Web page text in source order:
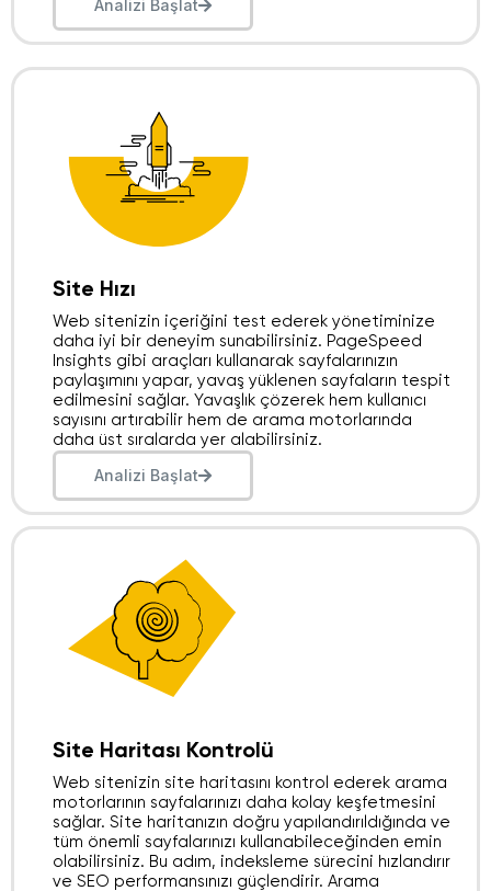
Analizi Başlat
Site Hızı
Web sitenizin içeriğini test ederek yönetiminize
daha iyi bir deneyim sunabilirsiniz. PageSpeed ​​
Insights gibi araçları kullanarak sayfalarınızın
paylaşımını yapar, yavaş yüklenen sayfaların tespit
edilmesini sağlar. Yavaşlık çözerek hem kullanıcı
sayısını artırabilir hem de arama motorlarında
daha üst sıralarda yer alabilirsiniz.
Analizi Başlat
Site Haritası Kontrolü
Web sitenizin site haritasını kontrol ederek arama
motorlarının sayfalarınızı daha kolay keşfetmesini
sağlar. Site haritanızın doğru yapılandırıldığında ve
tüm önemli sayfalarınızı kullanabileceğinden emin
olabilirsiniz. Bu adım, indeksleme sürecini hızlandırır
ve SEO performansınızı güçlendirir. Arama